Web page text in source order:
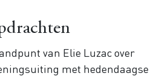
van Elie Luzac over
met hedendaagse